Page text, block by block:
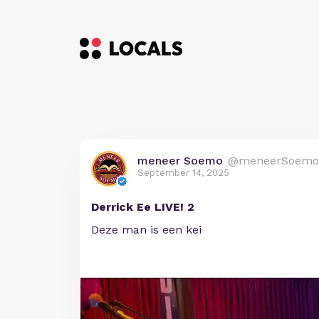
meneer Soemo @meneerSoemo
September 14, 2025
Derrick Ee LIVE! 2
Deze man is een kei